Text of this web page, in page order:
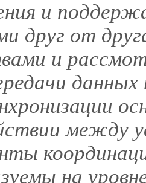
и
друг от
и
между
на